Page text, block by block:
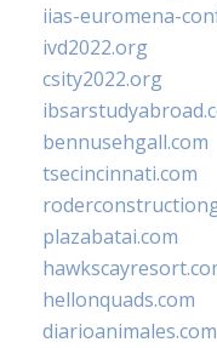
iias-euromena-
ivd2022.org
csity2022.org
bennusehgall.com
tsecincinnati.com
plazabatai.com
hellonquads.com
diarioanimales.com